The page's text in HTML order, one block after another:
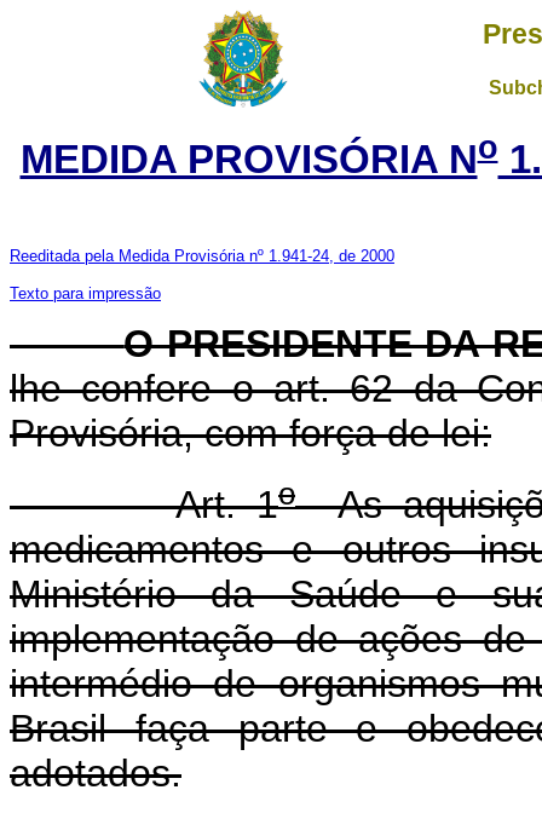
MEDIDA PROVISÓRIA No
Reeditada pela Medida Provisória nº 1.941-24, de 2000
Texto para impressão
O PRESIDENTE DA
lhe confere o art. 62 da
Provisória, com força de lei:
Art. 1oAs
medicamentos e outros
Ministério da Saúde e
implementação de ações
intermédio de organismos
Brasil faça parte e
adotados.